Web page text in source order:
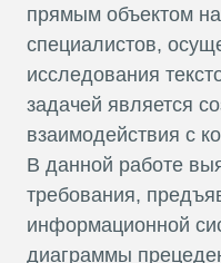
прямым объектом
специалистов,
исследования
задачей является
взаимодействия с
В данной работе
требования,
информационной
диаграммы